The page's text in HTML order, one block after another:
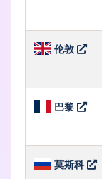
伦敦
巴黎
莫斯科